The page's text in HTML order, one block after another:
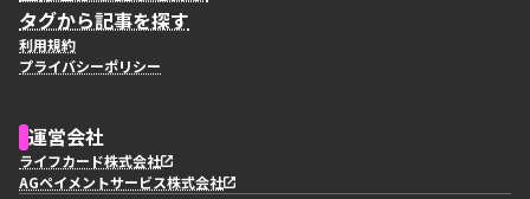
タグから記事を探す
利用規約
プライバシーポリシー
運営会社
ライフカード株式会社
AGペイメントサービス株式会社